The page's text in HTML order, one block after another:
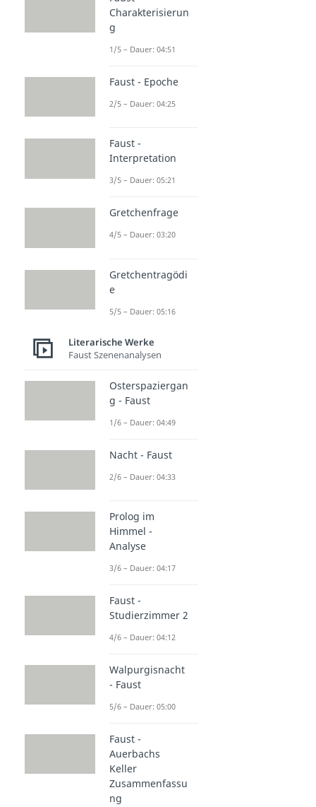
Charakterisierun
g
1/5 – Dauer: 04:51
Faust - Epoche
2/5 – Dauer: 04:25
Faust -
Interpretation
3/5 – Dauer: 05:21
Gretchenfrage
4/5 – Dauer: 03:20
Gretchentragödi
e
5/5 – Dauer: 05:16
Literarische Werke
Faust Szenenanalysen
Osterspaziergan
g - Faust
1/6 – Dauer: 04:49
Nacht - Faust
2/6 – Dauer: 04:33
Prolog im
Himmel -
Analyse
3/6 – Dauer: 04:17
Faust -
Studierzimmer 2
4/6 – Dauer: 04:12
Walpurgisnacht
- Faust
5/6 – Dauer: 05:00
Faust -
Auerbachs
Keller
Zusammenfassu
ng